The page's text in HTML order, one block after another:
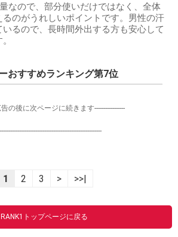
なので、部分使いだけではなく、全体
のがうれしいポイントです。男性の汗
るので、長時間外出する方も安心して
おすすめランキング第7位
告の後に次ページに続きます-----------------
1 2 3 > >>|
RANK1トップページに戻る